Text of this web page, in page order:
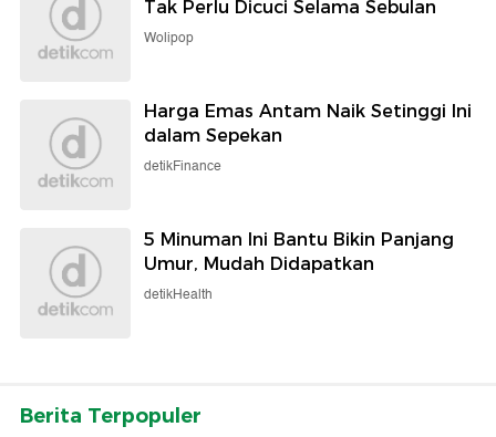
Tak Perlu Dicuci Selama Sebulan
Wolipop
Harga Emas Antam Naik Setinggi Ini
dalam Sepekan
detikFinance
5 Minuman Ini Bantu Bikin Panjang
Umur, Mudah Didapatkan
detikHealth
Berita Terpopuler